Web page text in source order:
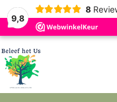
9,8
8
Ga
naar
de
inhoud